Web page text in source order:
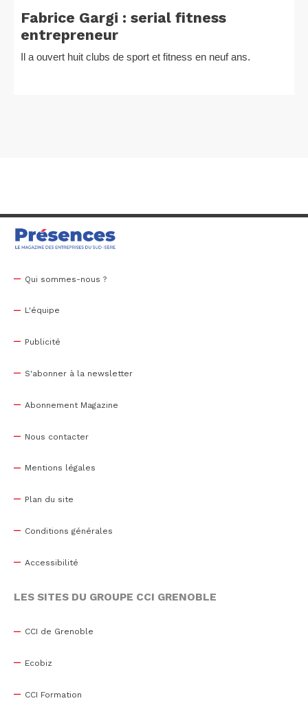
Fabrice Gargi : serial fitness
entrepreneur
Il a ouvert huit clubs de sport et fitness en neuf ans.
Qui sommes-nous ?
L'équipe
Publicité
S'abonner à la newsletter
Abonnement Magazine
Nous contacter
Mentions légales
Plan du site
Conditions générales
Accessibilité
LES SITES DU GROUPE CCI GRENOBLE
CCI de Grenoble
Ecobiz
CCI Formation